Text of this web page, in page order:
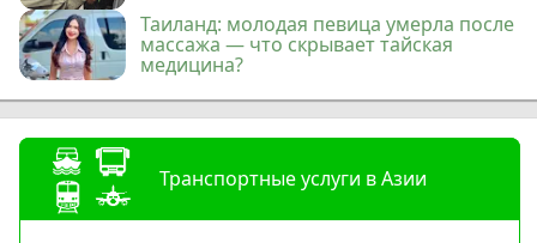
Таиланд: молодая певица умерла после
массажа — что скрывает тайская
медицина?
Транспортные услуги в Азии